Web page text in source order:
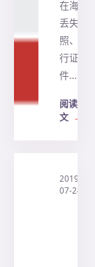
在海外
丢失护
照、旅
行证
件…
阅读全
文 →
2019-
07-24